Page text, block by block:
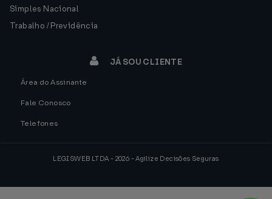
Simples Nacional
Trabalho / Previdência
JÁ SOU CLIENTE
Área do Assinante
Fale Conosco
Telefones
LEGISWEB LTDA - 2026 - Agilize Decisões Seguras